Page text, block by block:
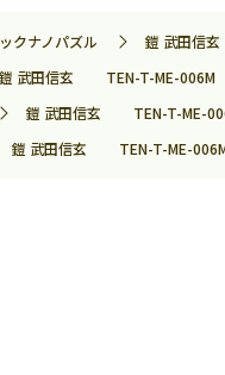
クナノパズル
鎧 武田信
鎧 武田信玄 TEN-T-ME-006M
鎧 武田信玄 TEN-T-ME-
鎧 武田信玄 TEN-T-ME-